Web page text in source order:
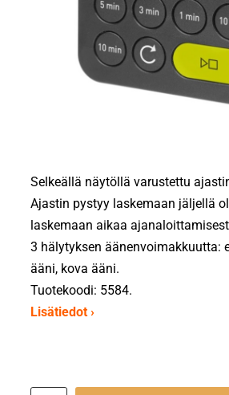
Selkeällä näytöllä varustettu
Ajastin pystyy laskemaan jäljellä
laskemaan aikaa
3 hälytyksen äänenvoimakkuutta:
ääni, kova ääni.
Tuotekoodi: 5584.
Lisätiedot ›